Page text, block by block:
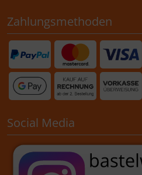
Zahlungsmethoden
Social Media